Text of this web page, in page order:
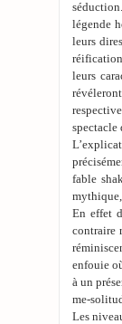
légende
leurs
réification
leurs
spectacle
fable
En effet
contraire
enfouie
à un
me-
Les